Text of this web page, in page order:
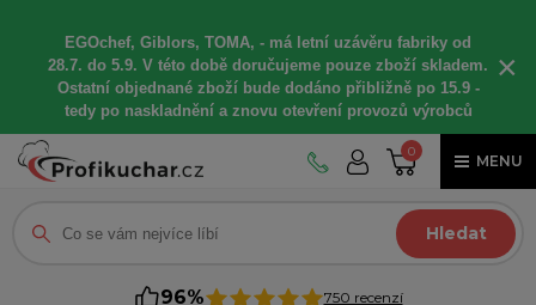
EGOchef, Giblors, TOMA, - má letní uzávěru fabriky od
28.7. do 5.9. V této době doručujeme pouze zboží skladem.
Ostatní objednané zboží bude dodáno přibližně po 15.9 -
tedy po naskladnění a znovu otevření provozů výrobců
×
0
MENU
Hledat
96% 750 recenzí